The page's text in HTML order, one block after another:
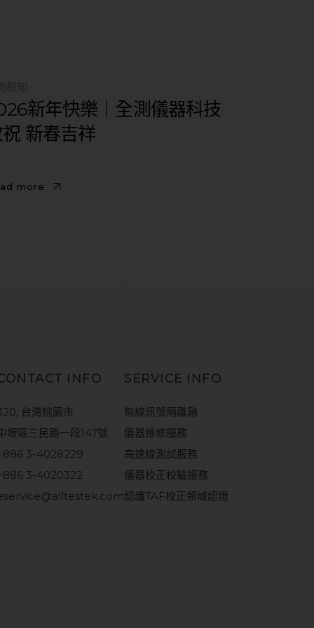
新知
新年快樂｜全測儀器科技
新春吉祥
more
INFO
台灣桃園市
壢區三民路一段147號
3-4028229
3-4020322
SERVICE INFO
無線訊號隔離箱
儀器維修服務
高速線測試服務
儀器校正校驗服務
認識TAF校正領域認證